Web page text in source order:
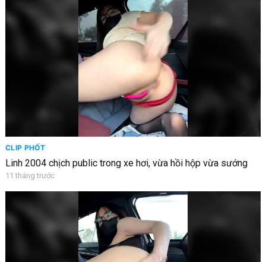
CLIP PHỐT
Linh 2004 chịch public trong xe hơi, vừa hồi hộp vừa sướng
11 tháng trước